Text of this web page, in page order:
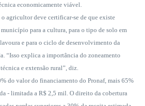
economicamente viável.
agricultor deve certificar-se de que existe
para a cultura, para o tipo de solo em
e para o ciclo de desenvolvimento da
“Isso explica a importância do zoneamento
e extensão rural”, diz.
do valor do financiamento do Pronaf, mais 65%
- limitada a R$ 2,5 mil. O direito da cobertura